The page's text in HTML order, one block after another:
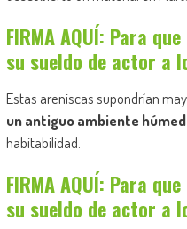
FIRMA AQUÍ: Para
su sueldo de actor a
Estas areniscas supondrían
un antiguo ambiente
habitabilidad.
FIRMA AQUÍ: Para
su sueldo de actor a